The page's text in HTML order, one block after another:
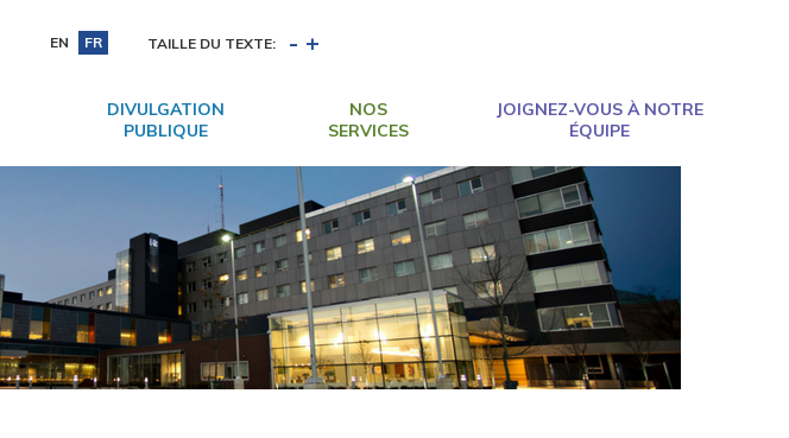
EN FR TAILLE DU TEXTE: - +
DIVULGATION
PUBLIQUE
NOS
SERVICES
JOIGNEZ-VOUS À NOTRE
ÉQUIPE